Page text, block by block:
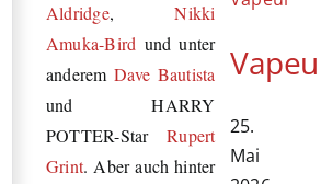
Aldridge,Nikki
Amuka-Bird und unter
anderem Dave Bautista
und HARRY
POTTER-StarRupert
Grint. Aber auch hinter
25.
Mai